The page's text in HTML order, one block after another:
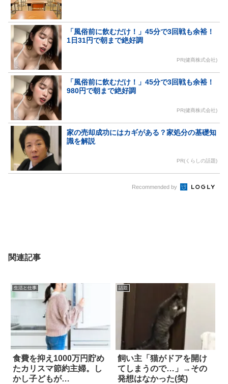
「風俗前に飲むだけ！」45分で3回戦も余裕！
1日31円で朝まで絶好調
PR(健商株式会社)
「風俗前に飲むだけ！」45分で3回戦も余裕！
980円で朝まで絶好調
PR(健商株式会社)
家の売却成功にはカギがある？家処分の基礎知
識を解説
PR(くらしの話題)
Recommended by
関連記事
生活と仕事
食費を抑え1000万円貯め
たカリスマ節約主婦。し
かし子どもが…
話題
飼い主「猫がドアを開け
てしまうので…」→その
発想はなかった(笑)